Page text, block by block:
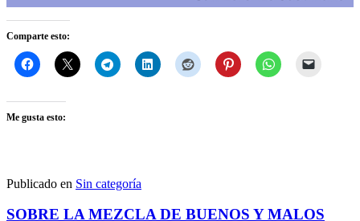
Comparte esto:
Me gusta esto:
Publicado en Sin categoría
SOBRE LA MEZCLA DE BUENOS Y MALOS